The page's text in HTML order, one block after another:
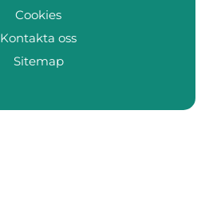
Cookies
Kontakta oss
Sitemap